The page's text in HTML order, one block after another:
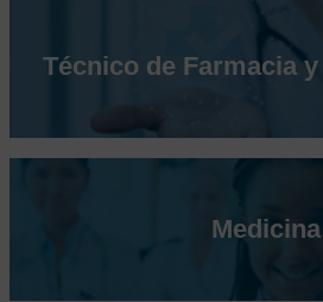
Técnico de Farmacia
Medicina